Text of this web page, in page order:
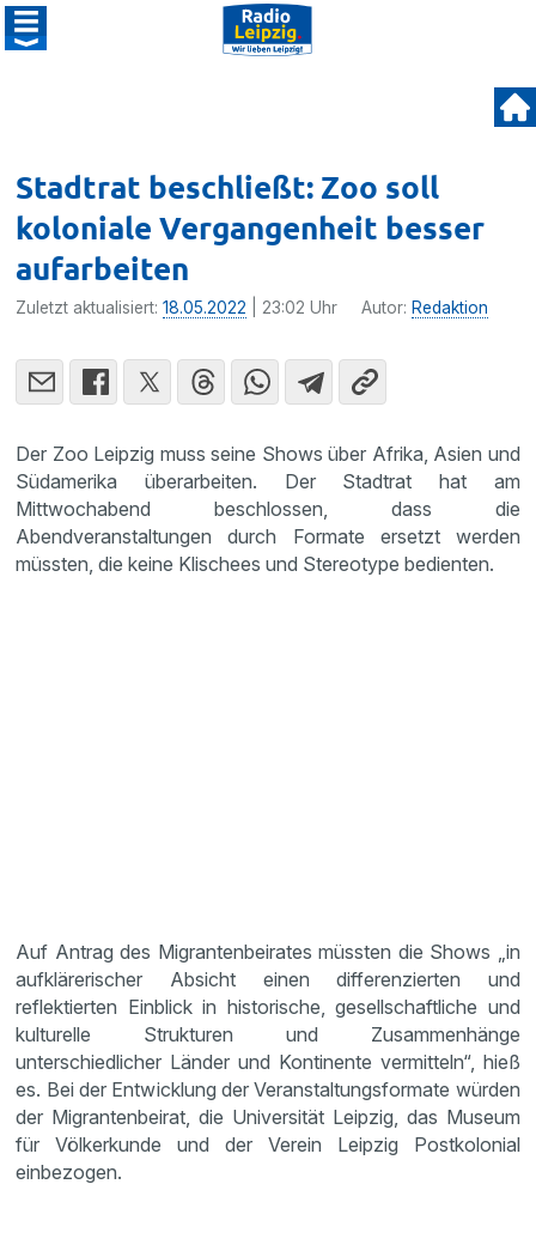
Stadtrat beschließt: Zoo soll
koloniale Vergangenheit besser
aufarbeiten
Zuletzt aktualisiert:18.05.2022 | 23:02 Uhr Autor: Redaktion
Der Zoo Leipzig muss seine Shows über Afrika, Asien und
Südamerika überarbeiten. Der Stadtrat hat am
Mittwochabend beschlossen, dass die
Abendveranstaltungen durch Formate ersetzt werden
müssten, die keine Klischees und Stereotype bedienten.
Auf Antrag des Migrantenbeirates müssten die Shows „in
aufklärerischer Absicht einen differenzierten und
reflektierten Einblick in historische, gesellschaftliche und
kulturelle Strukturen und Zusammenhänge
unterschiedlicher Länder und Kontinente vermitteln“, hieß
es. Bei der Entwicklung der Veranstaltungsformate würden
der Migrantenbeirat, die Universität Leipzig, das Museum
für Völkerkunde und der Verein Leipzig Postkolonial
einbezogen.